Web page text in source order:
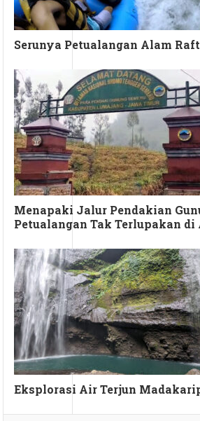
Serunya Petualangan Alam
Menapaki Jalur Pendakian
Petualangan Tak Terlupakan
Eksplorasi Air Terjun